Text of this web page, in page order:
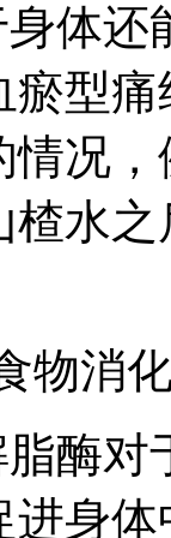
体
瘀型
情况
楂水
物消
酶
身